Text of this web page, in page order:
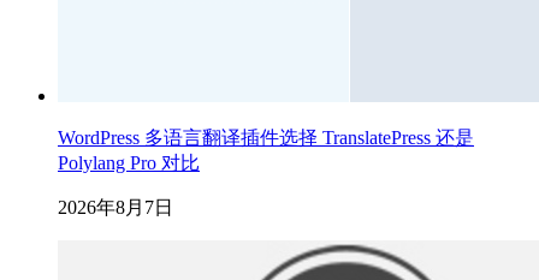
WordPress 多语言翻译插件选择 TranslatePress 还是
Polylang Pro 对比
2026年8月7日